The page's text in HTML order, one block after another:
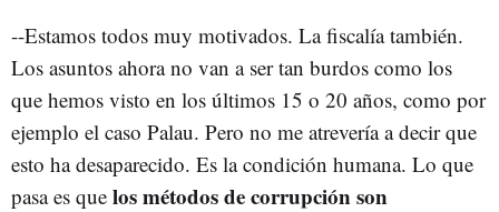
--Estamos todos muy motivados. La fiscalía también.
Los asuntos ahora no van a ser tan burdos como los
que hemos visto en los últimos 15 o 20 años, como por
ejemplo el caso Palau. Pero no me atrevería a decir que
esto ha desaparecido. Es la condición humana. Lo que
pasa es que los métodos de corrupción son